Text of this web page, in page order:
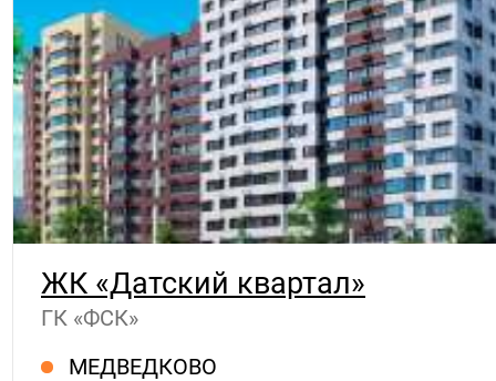
ЖК «Датский квартал»
ГК «ФСК»
МЕДВЕДКОВО